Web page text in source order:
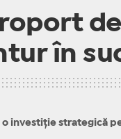
în
investiție strategică